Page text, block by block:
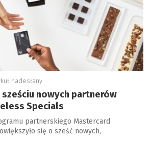
nadesłany
sześciu nowych partnerów
Specials
partnerskiego Mastercard
się o sześć nowych,